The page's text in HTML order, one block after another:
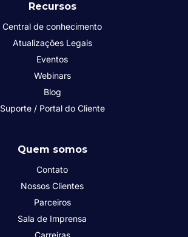
Recursos
Central de conhecimento
Atualizações Legais
Eventos
Webinars
Blog
Suporte / Portal do Cliente
Quem somos
Contato
Nossos Clientes
Parceiros
Sala de Imprensa
Carreiras